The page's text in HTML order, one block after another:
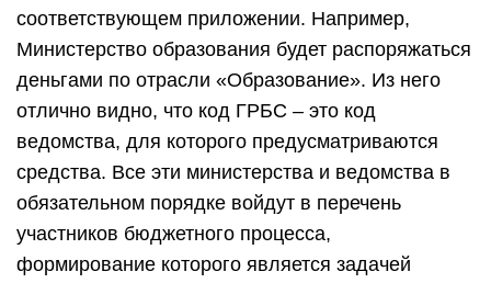
соответствующем приложении. Например,
Министерство образования будет распоряжаться
деньгами по отрасли «Образование». Из него
отлично видно, что код ГРБС – это код
ведомства, для которого предусматриваются
средства. Все эти министерства и ведомства в
обязательном порядке войдут в перечень
участников бюджетного процесса,
формирование которого является задачей